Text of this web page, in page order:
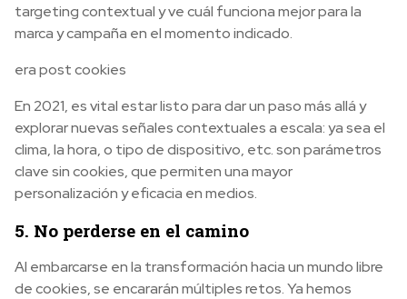
targeting contextual y ve cuál funciona mejor para la
marca y campaña en el momento indicado.
era post cookies
En 2021, es vital estar listo para dar un paso más allá y
explorar nuevas señales contextuales a escala: ya sea el
clima, la hora, o tipo de dispositivo, etc. son parámetros
clave sin cookies, que permiten una mayor
personalización y eficacia en medios.
5. No perderse en el camino
Al embarcarse en la transformación hacia un mundo libre
de cookies, se encararán múltiples retos. Ya hemos